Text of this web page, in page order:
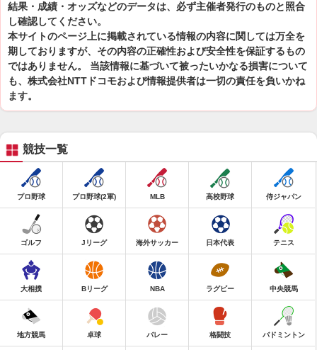
結果・成績・オッズなどのデータは、必ず主催者発行のものと照合
し確認してください。
本サイトのページ上に掲載されている情報の内容に関しては万全を
期しておりますが、その内容の正確性および安全性を保証するもの
ではありません。 当該情報に基づいて被ったいかなる損害について
も、株式会社NTTドコモおよび情報提供者は一切の責任を負いかね
ます。
競技一覧
プロ野球 プロ野球(2軍) MLB 高校野球 侍ジャパン
ゴルフ Jリーグ 海外サッカー 日本代表 テニス
大相撲 Bリーグ NBA ラグビー 中央競馬
地方競馬 卓球 バレー 格闘技 バドミントン